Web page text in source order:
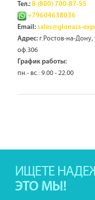
Тел.: 8 (800) 700-87-55
+79604638036
Email: sales@glonass-
Адрес: г.Ростов-на-
оф.306
График работы:
пн.- вс.: 9.00 - 22.00
ИЩЕТЕ
ЭТО МЫ!